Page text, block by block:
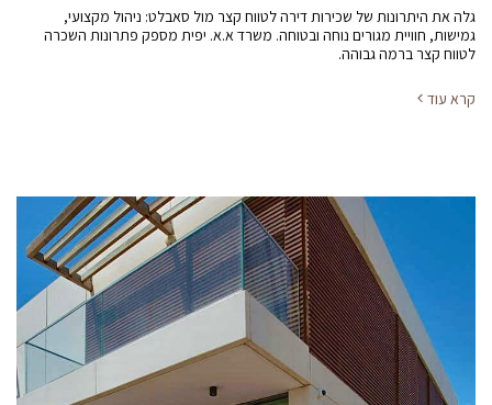
גלה את היתרונות של שכירות דירה לטווח קצר מול סאבלט: ניהול מקצועי,
גמישות, חוויית מגורים נוחה ובטוחה. משרד א.א. יפית מספק פתרונות השכרה
לטווח קצר ברמה גבוהה.
קרא עוד